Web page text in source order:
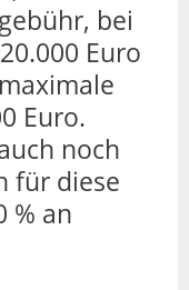
bei
Euro
Euro.
noch
für diese
% an